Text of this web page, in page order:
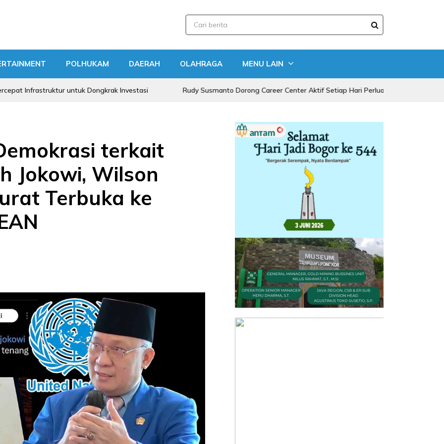
POLHUKAM DAERAH OLAHRAGA MENU LAIN
untuk Dongkrak Investasi Rudy Susmanto Dorong Career Center Aktif Setiap Hari Perluas Kesempatan Kerja
terkait
Jokowi, Wilson
Terbuka ke